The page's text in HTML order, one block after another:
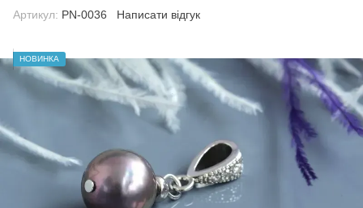
Артикул: PN-0036 Написати відгук
НОВИНКА